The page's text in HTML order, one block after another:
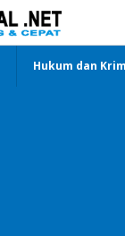
Hukum dan